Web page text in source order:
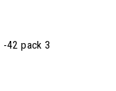
42 pack 3